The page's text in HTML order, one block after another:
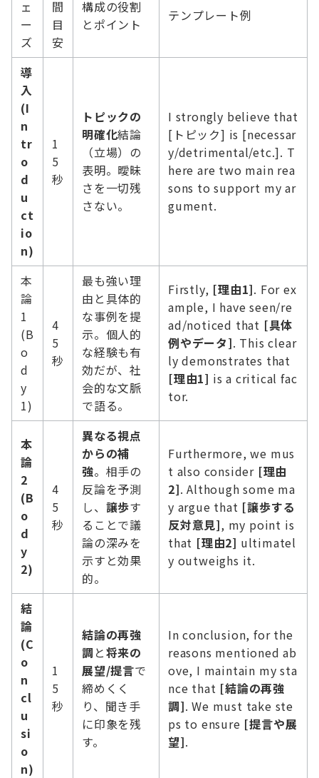
ェ
ー
ズ
間
目
安
構成の役割
とポイント
テンプレート例
導
入
(I
n
tr
o
d
u
ct
io
n)
1
5
秒
トピックの
明確化結論
（立場）の
表明。曖昧
さを一切残
さない。
I strongly believe that
[トピック] is [necessar
y/detrimental/etc.]. T
here are two main rea
sons to support my ar
gument.
本
論
1
(B
o
d
y
1)
4
5
秒
最も強い理
由と具体的
な事例を提
示。個人的
な経験も有
効だが、社
会的な文脈
で語る。
Firstly, [理由1]. For ex
ample, I have seen/re
ad/noticed that [具体
例やデータ]. This clear
ly demonstrates that
[理由1] is a critical fac
tor.
本
論
2
(B
o
d
y
2)
4
5
秒
異なる視点
からの補
強。相手の
反論を予測
し、 譲歩す
ることで議
論の深みを
示すと効果
的。
Furthermore, we mus
t also consider [理由
2]. Although some ma
y argue that [譲歩する
反対意見], my point is
that [理由2] ultimatel
y outweighs it.
結
論
(C
o
n
cl
u
si
o
n)
1
5
秒
結論の再強
調 と将来の
展望/提言で
締めくく
り、聞き手
に印象を残
す。
In conclusion, for the
reasons mentioned ab
ove, I maintain my sta
nce that [結論の再強
調]. We must take ste
ps to ensure [提言や展
望].